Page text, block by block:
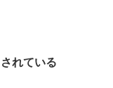
れている